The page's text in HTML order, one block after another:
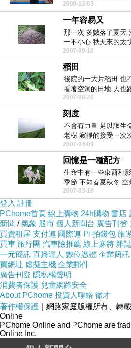
總覺得他的言...
2009-12-03
一年容易又
那一次 多數落了夏天
一不小心 秋天來的太
2007-09-10
稻田
後院的一大片稻田 也
看著空洞的田地 人也
2007-06-20
刻度
不會有力量 足以讓生
老樹 寂靜的接受一次
間...
2007-04-09
回憶是一種配方
生命中有一些東西和
季節 不知春夏秋冬 空
台...
2007-03-18
登入 註冊
PChome首頁 線上購物 24h購物 書店
新聞 /氣象 股市 個人新聞台 廣告刊登
買賣租屋 支付連 國際連 Pi 拍錢包 旅
買車 旅行團 汽車險推薦 線上麻將 雜誌
一元簡訊 直播達人 數位憑證 企業簡訊
買網址 虛擬主機 企業郵件
廣告刊登 隱私權聲明
消費者保護 兒童網路安全
About PChome 投資人聯絡 徵才
著作權保護 ｜網路家庭版權所有、轉
Online
PChome Online and PChome are
Online Inc.